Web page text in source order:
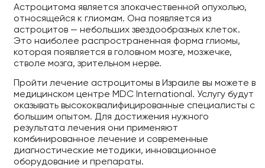
Астроцитома является злокачественной опухолью,
относящейся к глиомам. Она появляется из
астроцитов — небольших звездообразных клеток.
Это наиболее распространенная форма глиомы,
которая появляется в головном мозге, мозжечке,
стволе мозга, зрительном нерве.
Пройти лечение астроцитомы в Израиле вы можете в
медицинском центре MDC International. Услугу будут
оказывать высококвалифицированные специалисты с
большим опытом. Для достижения нужного
результата лечения они применяют
комбинированное лечение и современные
диагностические методики, инновационное
оборудование и препараты.